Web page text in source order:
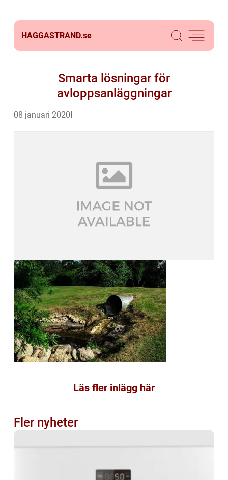
HAGGASTRAND.se
Smarta lösningar för
avloppsanläggningar
08 januari 2020
Läs fler inlägg här
Fler nyheter